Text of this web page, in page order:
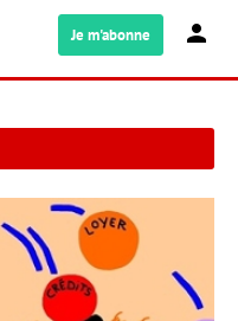
Je m'abonne